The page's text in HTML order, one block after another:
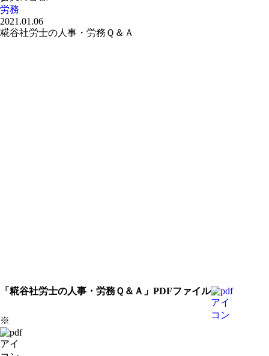
労務
2021.01.06
糀谷社労士の人事・労務Ｑ＆Ａ
「糀谷社労士の人事・労務Ｑ＆Ａ」PDFファイル
※